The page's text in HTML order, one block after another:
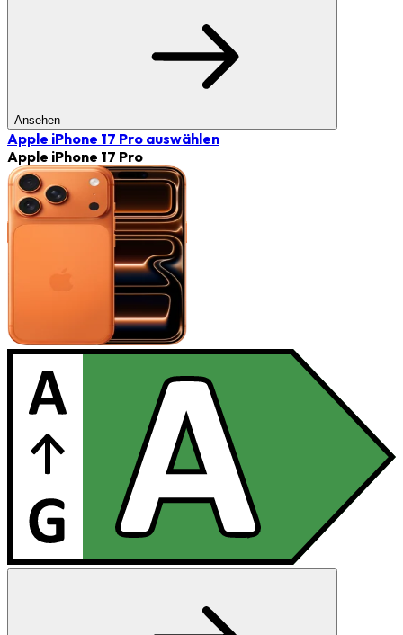
Ansehen
Apple iPhone 17 Pro auswählen
Apple iPhone 17 Pro